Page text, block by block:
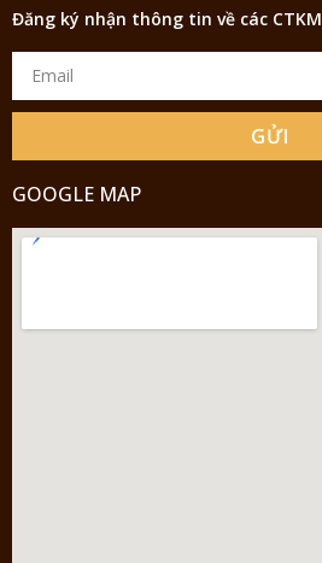
Đăng ký nhận thông tin về các CTKM
GỬI
GOOGLE MAP